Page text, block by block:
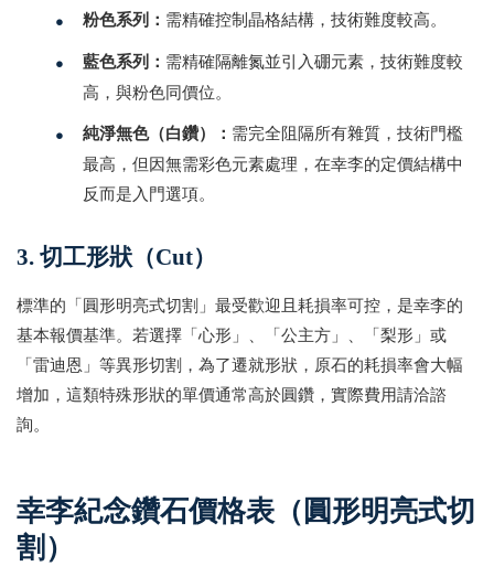
• 粉色系列： 需精確控制晶格結構，技術難度較高。
• 藍色系列： 需精確隔離氮並引入硼元素，技術難度較
高，與粉色同價位。
• 純淨無色（白鑽）： 需完全阻隔所有雜質，技術門檻
最高，但因無需彩色元素處理，在幸李的定價結構中
反而是入門選項。
3. 切工形狀（Cut）
標準的「圓形明亮式切割」最受歡迎且耗損率可控，是幸李的
基本報價基準。若選擇「心形」、「公主方」、「梨形」或
「雷迪恩」等異形切割，為了遷就形狀，原石的耗損率會大幅
增加，這類特殊形狀的單價通常高於圓鑽，實際費用請洽諮
詢。
幸李紀念鑽石價格表（圓形明亮式切
割）